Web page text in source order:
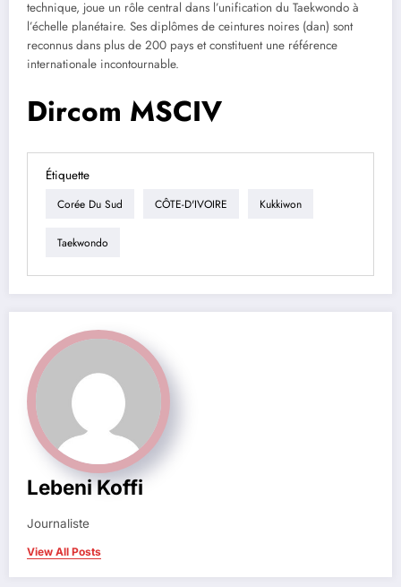
technique, joue un rôle central dans l’unification du Taekwondo à
l’échelle planétaire. Ses diplômes de ceintures noires (dan) sont
reconnus dans plus de 200 pays et constituent une référence
internationale incontournable.
Dircom MSCIV
Étiquette
Corée Du Sud CÔTE-D'IVOIRE Kukkiwon
Taekwondo
Lebeni Koffi
Journaliste
View All Posts